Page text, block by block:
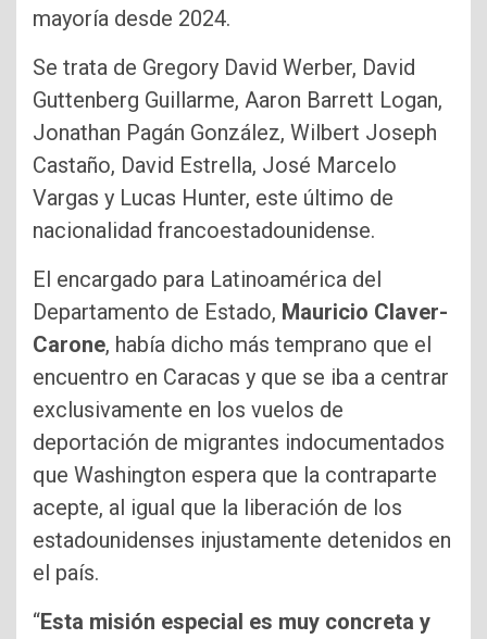
mayoría desde 2024.
Se trata de Gregory David Werber, David
Guttenberg Guillarme, Aaron Barrett Logan,
Jonathan Pagán González, Wilbert Joseph
Castaño, David Estrella, José Marcelo
Vargas y Lucas Hunter, este último de
nacionalidad francoestadounidense.
El encargado para Latinoamérica del
Departamento de Estado, Mauricio Claver-
Carone, había dicho más temprano que el
encuentro en Caracas y que se iba a centrar
exclusivamente en los vuelos de
deportación de migrantes indocumentados
que Washington espera que la contraparte
acepte, al igual que la liberación de los
estadounidenses injustamente detenidos en
el país.
“Esta misión especial es muy concreta y